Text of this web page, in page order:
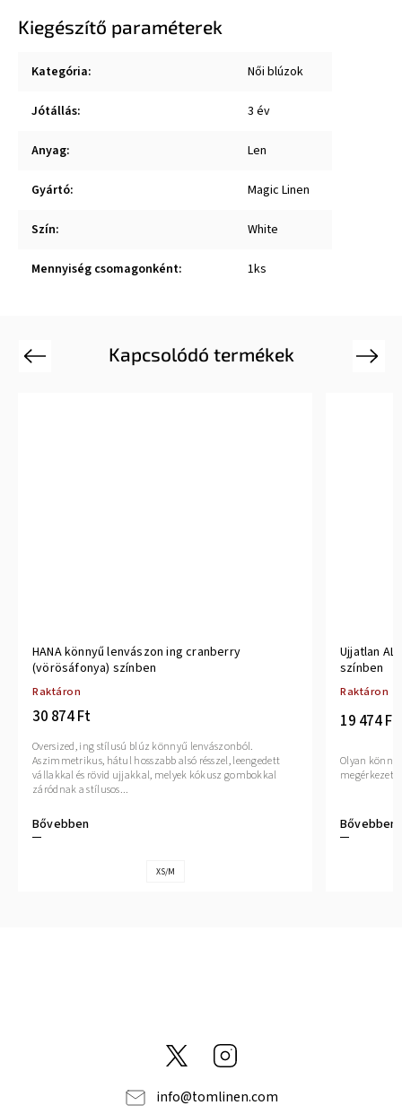
Kiegészítő paraméterek
Kategória: Női blúzok
Jótállás: 3 év
Anyag: Len
Gyártó: Magic Linen
Szín: White
Mennyiség csomagonként: 1ks
Kapcsolódó termékek
Previous
HANA könnyű lenvászon ing cranberry
(vörösáfonya) színben
Raktáron
30 874 Ft
Bővebben
Oversized, ing stílusú blúz könnyű lenvászonból.
Aszimmetrikus, hátul hosszabb alsó résszel, leengedett
vállakkal és rövid ujjakkal, melyek kókusz gombokkal
záródnak a stílusos...
XS/M
Ujjatlan
színben
Raktáron
19 474 Ft
Bővebben
Olyan
Next
@tom_linen
info@tomlinen.com